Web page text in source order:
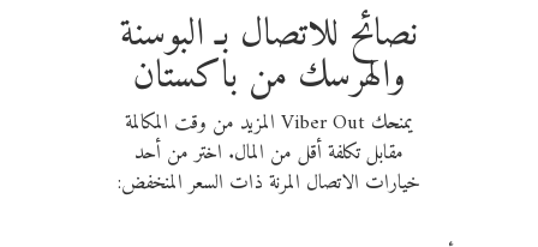
نصائح للاتصال بـ البوسنة
والهرسك من باكستان
يمنحك Viber Out المزيد من وقت المكالمة
مقابل تكلفة أقل من المال. اختر من أحد
خيارات الاتصال المرنة ذات السعر المنخفض: